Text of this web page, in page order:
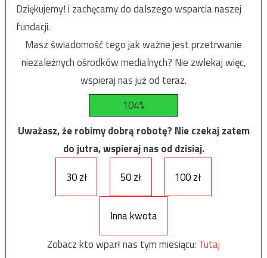
Dziękujemy! i zachęcamy do dalszego wsparcia naszej
fundacji.
Masz świadomość tego jak ważne jest przetrwanie
niezależnych ośrodków medialnych? Nie zwlekaj więc,
wspieraj nas już od teraz.
104%
Uważasz, że robimy dobrą robotę? Nie czekaj zatem
do jutra, wspieraj nas od dzisiaj.
30 zł
50 zł 100 zł
Inna kwota
Zobacz kto wparł nas tym miesiącu: Tutaj